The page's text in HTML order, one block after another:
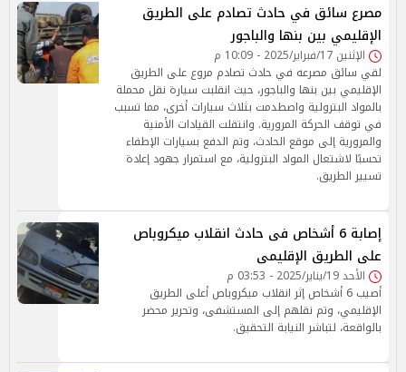
مصرع سائق في حادث تصادم على الطريق
الإقليمي بين بنها والباجور
الإثنين 17/فبراير/2025 - 10:09 م
لقي سائق مصرعه في حادث تصادم مروع على الطريق
الإقليمي بين بنها والباجور، حيث انقلبت سيارة نقل محملة
بالمواد البترولية واصطدمت بثلاث سيارات أخرى، مما تسبب
في توقف الحركة المرورية. وانتقلت القيادات الأمنية
والمرورية إلى موقع الحادث، وتم الدفع بسيارات الإطفاء
تحسبًا لاشتعال المواد البترولية، مع استمرار جهود إعادة
تسيير الطريق.
إصابة 6 أشخاص فى حادث انقلاب ميكروباص
على الطريق الإقليمى
الأحد 19/يناير/2025 - 03:53 م
أصيب 6 أشخاص إثر انقلاب ميكروباص أعلى الطريق
الإقليمي، وتم نقلهم إلى المستشفى، وتحرير محضر
بالواقعة، لتباشر النيابة التحقيق.